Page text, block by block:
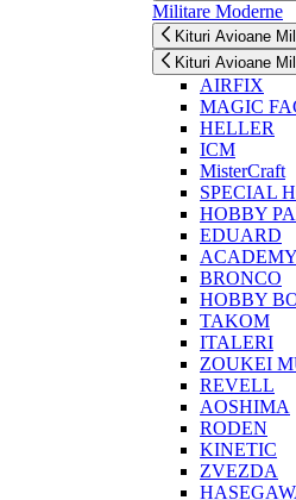
Militare Moderne
Kituri Avioane
Kituri Avioane
AIRFIX
MAGIC
HELLER
ICM
MisterCraft
SPECIAL
HOBBY
EDUARD
ACADEMY
BRONCO
HOBBY
TAKOM
ITALERI
ZOUKEI
REVELL
AOSHIMA
RODEN
KINETIC
ZVEZDA